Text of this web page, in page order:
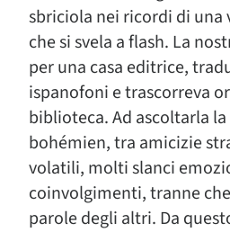
sbriciola nei ricordi di una
che si svela a flash. La
per una casa editrice,
ispanofoni e trascorreva
biblioteca. Ad ascoltarla la
bohémien, tra amicizie
volatili, molti slanci
coinvolgimenti, tranne
parole degli altri. Da